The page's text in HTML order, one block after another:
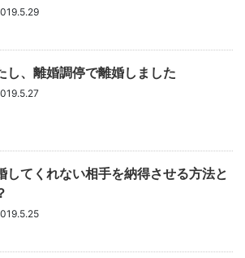
し、離婚調停で離婚しました
してくれない相手を納得させる方法と